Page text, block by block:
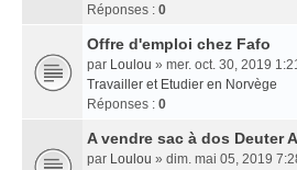
Réponses : 0
Offre d'emploi chez Fafo
par Loulou » mer. oct. 30, 2019
Travailler et Etudier en Norvège
Réponses : 0
A vendre sac à dos Deuter
par Loulou » dim. mai 05, 2019